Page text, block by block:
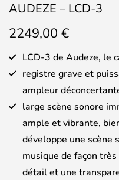
AUDEZE – LCD-3
2249,00 €
LCD-3 de Audeze, le
registre grave et
ampleur
large scène sonore
ample et vibrante,
développe une scène
musique de façon
détail et une